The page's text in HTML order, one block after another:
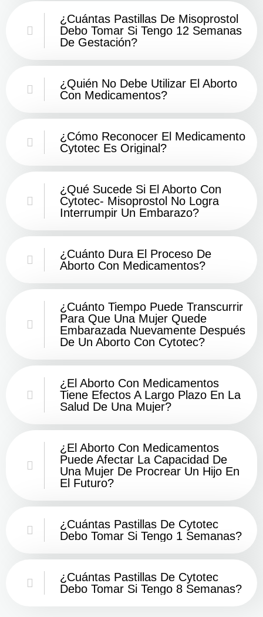
¿Cuántas Pastillas De Misoprostol
Debo Tomar Si Tengo 12 Semanas
De Gestación?
¿Quién No Debe Utilizar El Aborto
Con Medicamentos?
¿Cómo Reconocer El Medicamento
Cytotec Es Original?
¿Qué Sucede Si El Aborto Con
Cytotec- Misoprostol No Logra
Interrumpir Un Embarazo?
¿Cuánto Dura El Proceso De
Aborto Con Medicamentos?
¿Cuánto Tiempo Puede Transcurrir
Para Que Una Mujer Quede
Embarazada Nuevamente Después
De Un Aborto Con Cytotec?
¿El Aborto Con Medicamentos
Tiene Efectos A Largo Plazo En La
Salud De Una Mujer?
¿El Aborto Con Medicamentos
Puede Afectar La Capacidad De
Una Mujer De Procrear Un Hijo En
El Futuro?
¿Cuántas Pastillas De Cytotec
Debo Tomar Si Tengo 1 Semanas?
¿Cuántas Pastillas De Cytotec
Debo Tomar Si Tengo 8 Semanas?